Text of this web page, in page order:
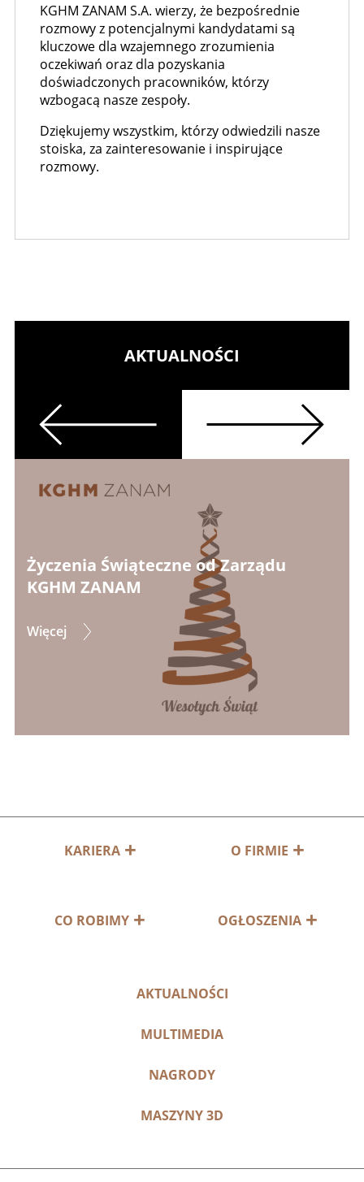
KGHM ZANAM S.A. wierzy, że bezpośrednie
rozmowy z potencjalnymi kandydatami są
kluczowe dla wzajemnego zrozumienia
oczekiwań oraz dla pozyskania
doświadczonych pracowników, którzy
wzbogacą nasze zespoły.
Dziękujemy wszystkim, którzy odwiedzili nasze
stoiska, za zainteresowanie i inspirujące
rozmowy.
Życzenia Świąteczne od Zarządu
KGHM ZANAM
Więcej
AKTUALNOŚCI
Previous Next
KARIERA O FIRMIE
CO ROBIMY OGŁOSZENIA
AKTUALNOŚCI
MULTIMEDIA
NAGRODY
MASZYNY 3D